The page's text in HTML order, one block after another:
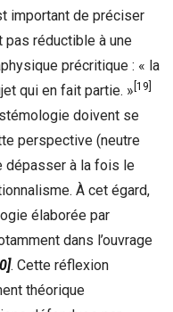
important de préciser
pas réductible à une
précritique : « la
qui en fait partie. » [19]
doivent se
perspective (neutre
dépasser à la fois le
À cet égard,
élaborée par
dans l’ouvrage
. Cette réflexion
théorique